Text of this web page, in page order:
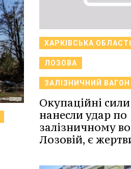
ХАРКІВСЬКА
ЛОЗОВА
ЗАЛІЗНИЧНИЙ ВАГОН
Окупаційні сили
нанесли удар по
залізничному
Лозовій, є